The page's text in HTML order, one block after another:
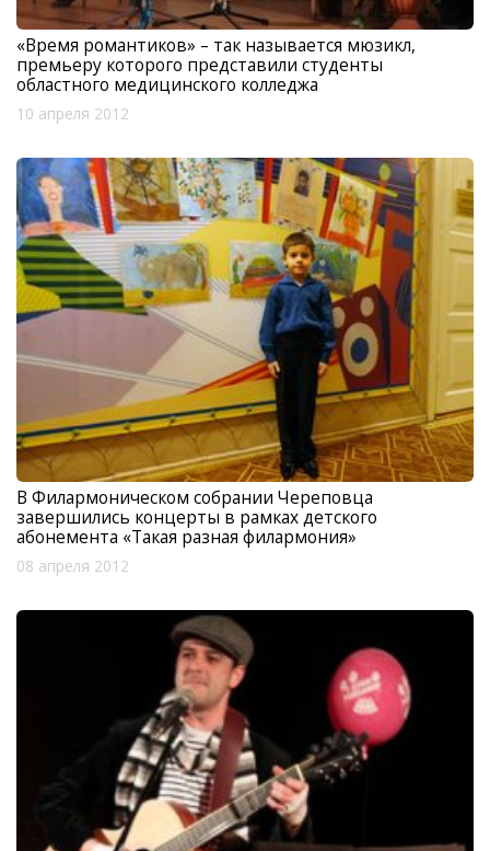
«Время романтиков» – так называется мюзикл,
премьеру которого представили студенты
областного медицинского колледжа
10 апреля 2012
В Филармоническом собрании Череповца
завершились концерты в рамках детского
абонемента «Такая разная филармония»
08 апреля 2012